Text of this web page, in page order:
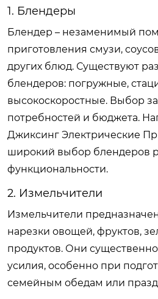
1. Блендеры
Блендер – незаменимый
приготовления смузи,
других блюд. Существуют
блендеров: погружные,
высокоскоростные. Выбор
потребностей и бюджета.
Джиксинг Электрические
широкий выбор блендеров
функциональности.
2. Измельчители
Измельчители
нарезки овощей, фруктов,
продуктов. Они
усилия, особенно при
семейным обедам или